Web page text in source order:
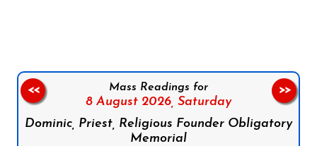
Mass Readings for
8 August 2026, Saturday
Dominic, Priest, Religious Founder Obligatory
Memorial
<< >>